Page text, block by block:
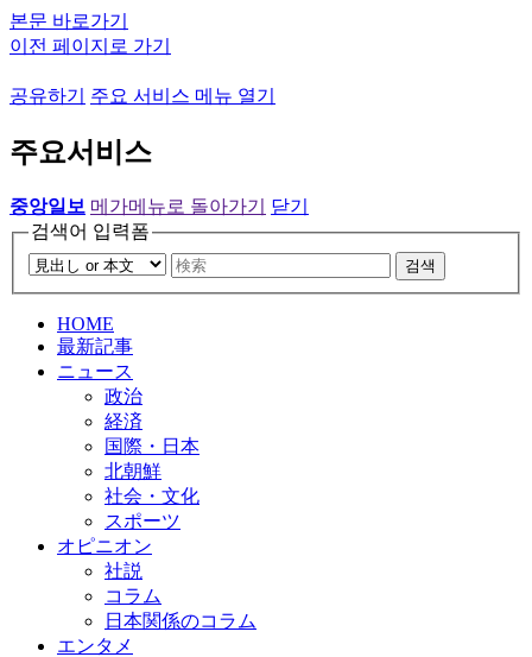
본문 바로가기
이전 페이지로 가기
공유하기 주요 서비스 메뉴 열기
주요서비스
중앙일보 메가메뉴로 돌아가기
닫기
검색어 입력폼
검색
HOME
最新記事
ニュース
政治
経済
国際・日本
北朝鮮
社会・文化
スポーツ
オピニオン
社説
コラム
日本関係のコラム
エンタメ